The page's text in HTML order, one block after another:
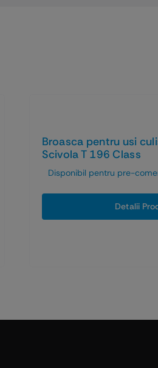
Broasca pentru usi
Scivola T 196 Class
Disponibil pentru pre-
Detalii